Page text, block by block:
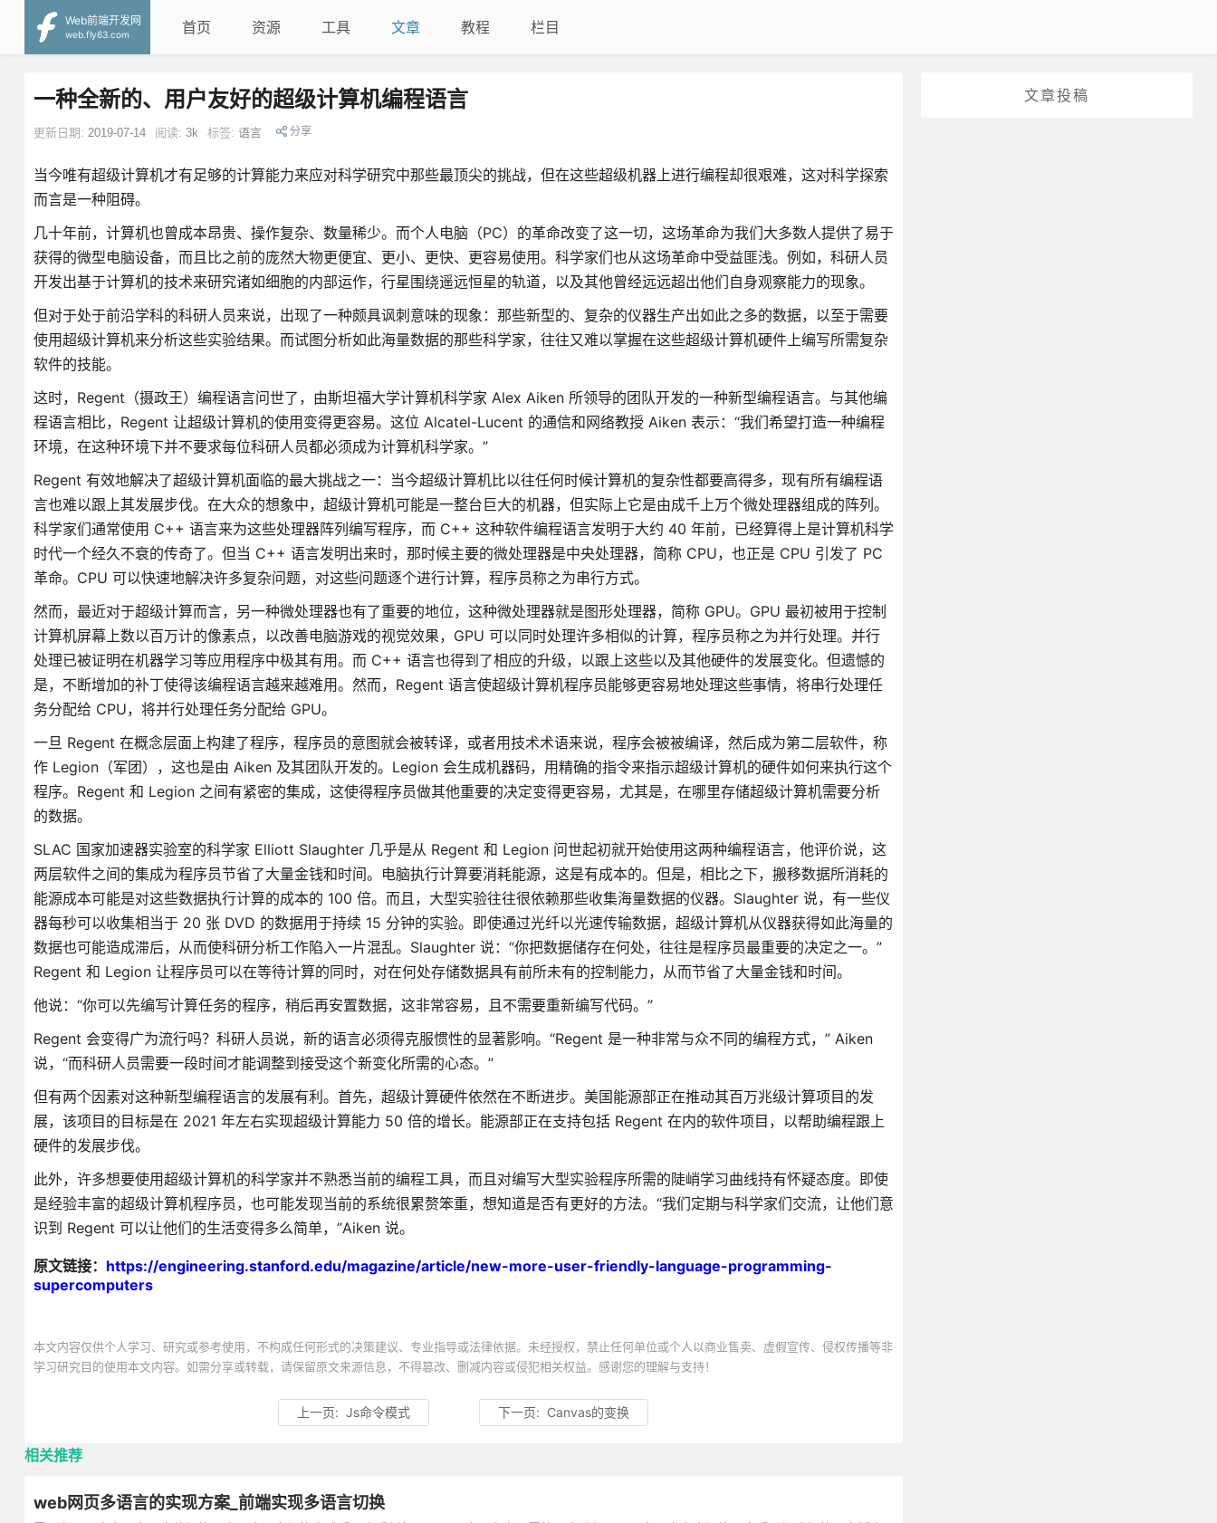
Web前端开发网
web.fly63.com
首页 资源 工具 文章 教程 栏目
文章投稿
一种全新的、用户友好的超级计算机编程语言
更新日期: 2019-07-14 阅读: 3k 标签: 语言 分享
当今唯有超级计算机才有足够的计算能力来应对科学研究中那些最顶尖的挑战，但在这些超级机器上进行编程却很艰难，这对科学探索
而言是一种阻碍。
几十年前，计算机也曾成本昂贵、操作复杂、数量稀少。而个人电脑（PC）的革命改变了这一切，这场革命为我们大多数人提供了易于
获得的微型电脑设备，而且比之前的庞然大物更便宜、更小、更快、更容易使用。科学家们也从这场革命中受益匪浅。例如，科研人员
开发出基于计算机的技术来研究诸如细胞的内部运作，行星围绕遥远恒星的轨道，以及其他曾经远远超出他们自身观察能力的现象。
但对于处于前沿学科的科研人员来说，出现了一种颇具讽刺意味的现象：那些新型的、复杂的仪器生产出如此之多的数据，以至于需要
使用超级计算机来分析这些实验结果。而试图分析如此海量数据的那些科学家，往往又难以掌握在这些超级计算机硬件上编写所需复杂
软件的技能。
这时，Regent（摄政王）编程语言问世了，由斯坦福大学计算机科学家 Alex Aiken 所领导的团队开发的一种新型编程语言。与其他编
程语言相比，Regent 让超级计算机的使用变得更容易。这位 Alcatel-Lucent 的通信和网络教授 Aiken 表示：“我们希望打造一种编程
环境，在这种环境下并不要求每位科研人员都必须成为计算机科学家。”
Regent 有效地解决了超级计算机面临的最大挑战之一：当今超级计算机比以往任何时候计算机的复杂性都要高得多，现有所有编程语
言也难以跟上其发展步伐。在大众的想象中，超级计算机可能是一整台巨大的机器，但实际上它是由成千上万个微处理器组成的阵列。
科学家们通常使用 C++ 语言来为这些处理器阵列编写程序，而 C++ 这种软件编程语言发明于大约 40 年前，已经算得上是计算机科学
时代一个经久不衰的传奇了。但当 C++ 语言发明出来时，那时候主要的微处理器是中央处理器，简称 CPU，也正是 CPU 引发了 PC
革命。CPU 可以快速地解决许多复杂问题，对这些问题逐个进行计算，程序员称之为串行方式。
然而，最近对于超级计算而言，另一种微处理器也有了重要的地位，这种微处理器就是图形处理器，简称 GPU。GPU 最初被用于控制
计算机屏幕上数以百万计的像素点，以改善电脑游戏的视觉效果，GPU 可以同时处理许多相似的计算，程序员称之为并行处理。并行
处理已被证明在机器学习等应用程序中极其有用。而 C++ 语言也得到了相应的升级，以跟上这些以及其他硬件的发展变化。但遗憾的
是，不断增加的补丁使得该编程语言越来越难用。然而，Regent 语言使超级计算机程序员能够更容易地处理这些事情，将串行处理任
务分配给 CPU，将并行处理任务分配给 GPU。
一旦 Regent 在概念层面上构建了程序，程序员的意图就会被转译，或者用技术术语来说，程序会被被编译，然后成为第二层软件，称
作 Legion（军团），这也是由 Aiken 及其团队开发的。Legion 会生成机器码，用精确的指令来指示超级计算机的硬件如何来执行这个
程序。Regent 和 Legion 之间有紧密的集成，这使得程序员做其他重要的决定变得更容易，尤其是，在哪里存储超级计算机需要分析
的数据。
SLAC 国家加速器实验室的科学家 Elliott Slaughter 几乎是从 Regent 和 Legion 问世起初就开始使用这两种编程语言，他评价说，这
两层软件之间的集成为程序员节省了大量金钱和时间。电脑执行计算要消耗能源，这是有成本的。但是，相比之下，搬移数据所消耗的
能源成本可能是对这些数据执行计算的成本的 100 倍。而且，大型实验往往很依赖那些收集海量数据的仪器。Slaughter 说，有一些仪
器每秒可以收集相当于 20 张 DVD 的数据用于持续 15 分钟的实验。即使通过光纤以光速传输数据，超级计算机从仪器获得如此海量的
数据也可能造成滞后，从而使科研分析工作陷入一片混乱。Slaughter 说：“你把数据储存在何处，往往是程序员最重要的决定之一。”
Regent 和 Legion 让程序员可以在等待计算的同时，对在何处存储数据具有前所未有的控制能力，从而节省了大量金钱和时间。
他说：“你可以先编写计算任务的程序，稍后再安置数据，这非常容易，且不需要重新编写代码。”
Regent 会变得广为流行吗？科研人员说，新的语言必须得克服惯性的显著影响。“Regent 是一种非常与众不同的编程方式，” Aiken
说，“而科研人员需要一段时间才能调整到接受这个新变化所需的心态。”
但有两个因素对这种新型编程语言的发展有利。首先，超级计算硬件依然在不断进步。美国能源部正在推动其百万兆级计算项目的发
展，该项目的目标是在 2021 年左右实现超级计算能力 50 倍的增长。能源部正在支持包括 Regent 在内的软件项目，以帮助编程跟上
硬件的发展步伐。
此外，许多想要使用超级计算机的科学家并不熟悉当前的编程工具，而且对编写大型实验程序所需的陡峭学习曲线持有怀疑态度。即使
是经验丰富的超级计算机程序员，也可能发现当前的系统很累赘笨重，想知道是否有更好的方法。“我们定期与科学家们交流，让他们意
识到 Regent 可以让他们的生活变得多么简单，”Aiken 说。
原文链接： https://engineering.stanford.edu/magazine/article/new-more-user-friendly-language-programming-
supercomputers
本文内容仅供个人学习、研究或参考使用，不构成任何形式的决策建议、专业指导或法律依据。未经授权，禁止任何单位或个人以商业售卖、虚假宣传、侵权传播等非
学习研究目的使用本文内容。如需分享或转载，请保留原文来源信息，不得篡改、删减内容或侵犯相关权益。感谢您的理解与支持！
上一页:Js命令模式 下一页: Canvas的变换
相关推荐
web网页多语言的实现方案_前端实现多语言切换